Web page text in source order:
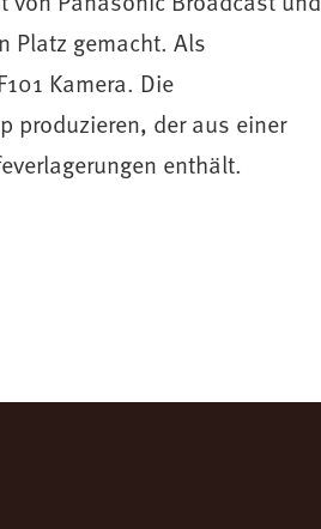
Platz gemacht. Als
Kamera. Die
produzieren, der aus einer
enthält.